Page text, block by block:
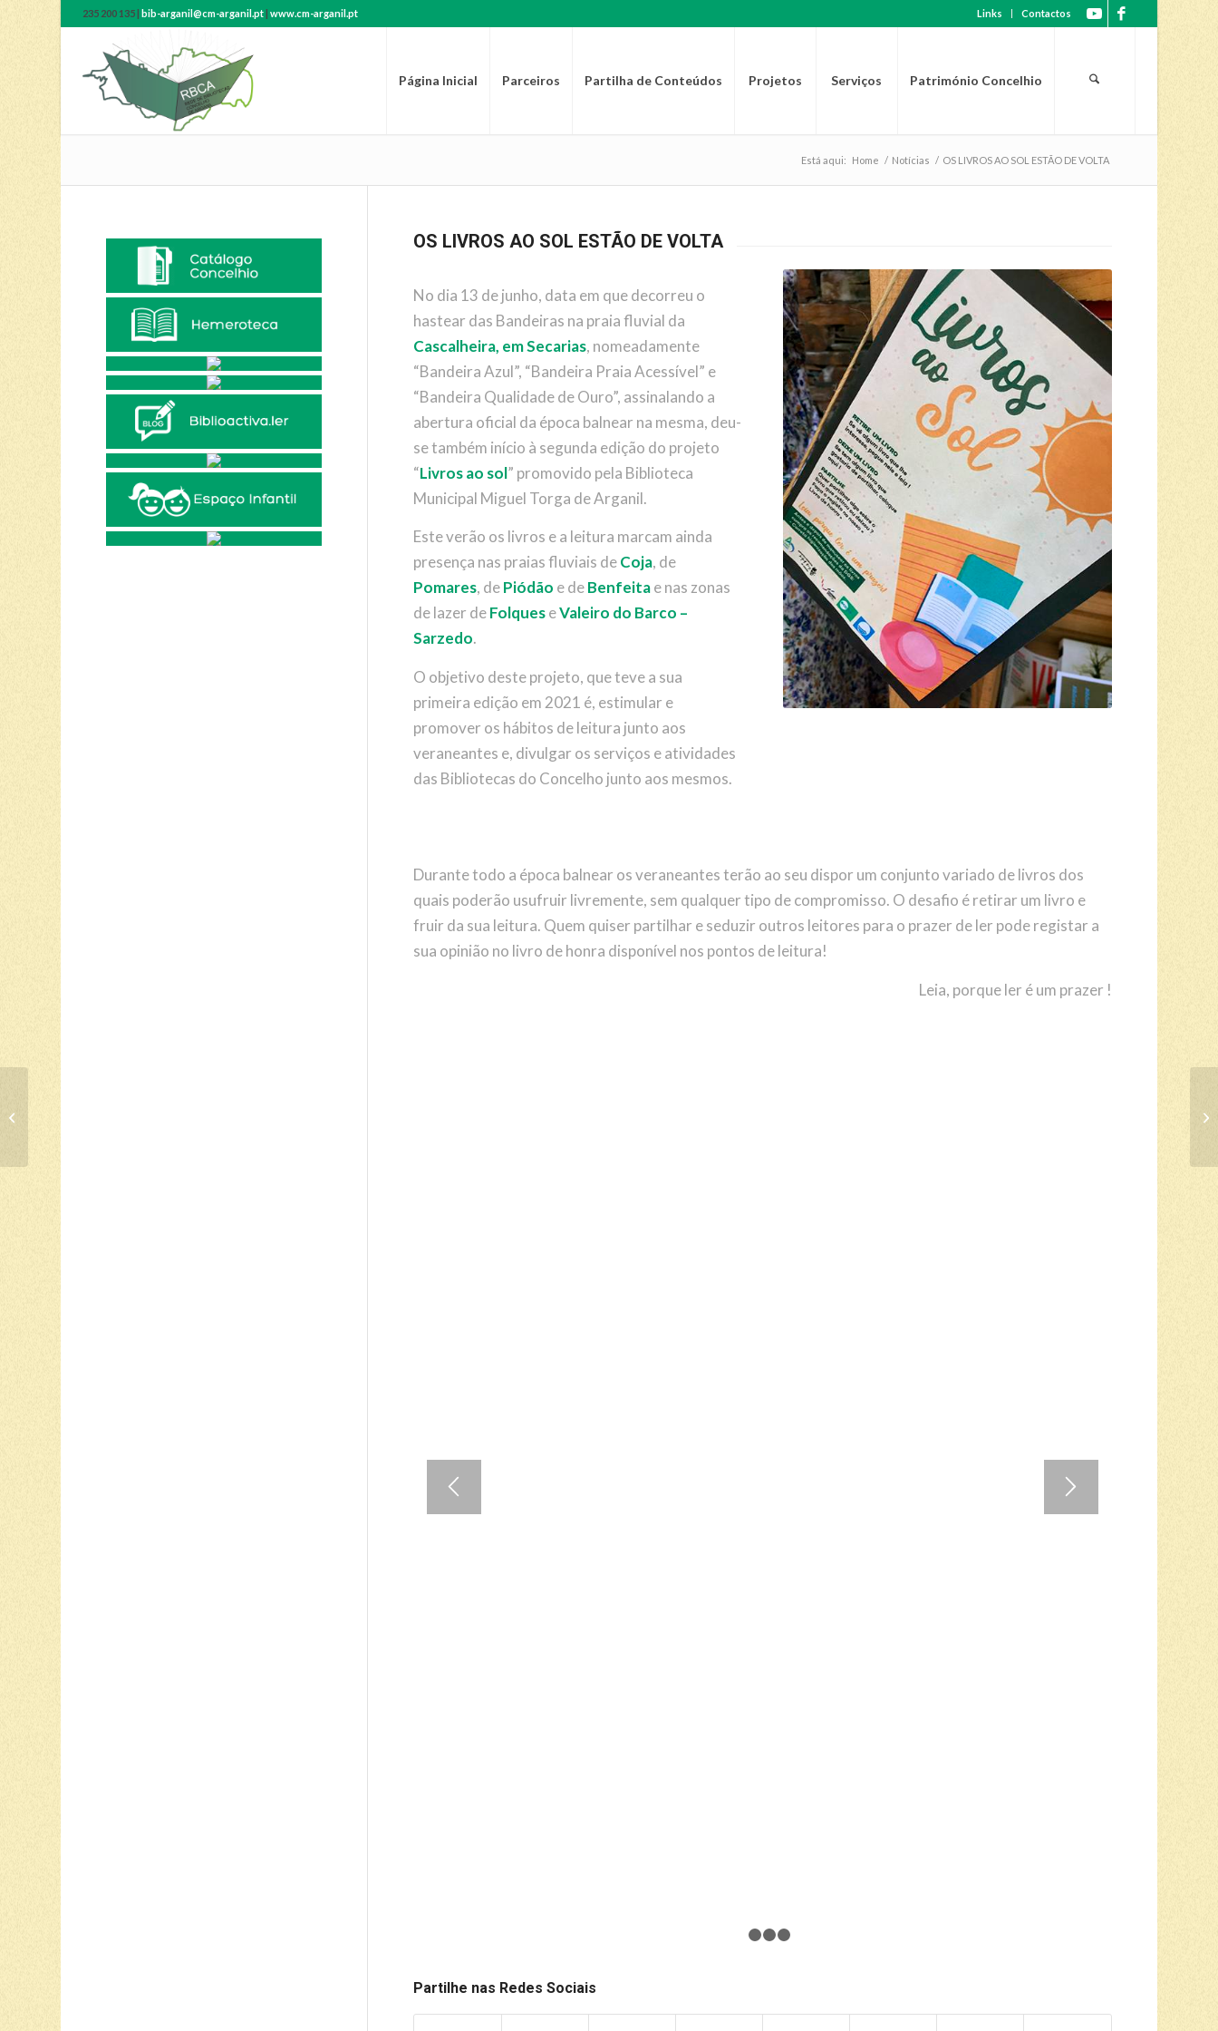
Links Contactos
235 200 135 |bib-arganil@cm-arganil.pt|www.cm-arganil.pt
Página Inicial Parceiros Partilha de Conteúdos Projetos Serviços Património Concelhio
Está aqui: Home / Notícias / OS LIVROS AO SOL ESTÃO DE VOLTA
OS LIVROS AO SOL ESTÃO DE VOLTA
No dia 13 de junho, data em que decorreu o
hastear das Bandeiras na praia fluvial da
Cascalheira, em Secarias, nomeadamente
“Bandeira Azul”, “Bandeira Praia Acessível” e
“Bandeira Qualidade de Ouro”, assinalando a
abertura oficial da época balnear na mesma, deu-
se também início à segunda edição do projeto
“Livros ao sol” promovido pela Biblioteca
Municipal Miguel Torga de Arganil.
Este verão os livros e a leitura marcam ainda
presença nas praias fluviais deCoja, de
Pomares, dePiódão e deBenfeitae nas zonas
de lazer deFolqueseValeiro do Barco –
Sarzedo.
O objetivo deste projeto, que teve a sua
primeira edição em 2021 é, estimular e
promover os hábitos de leitura junto aos
veraneantes e, divulgar os serviços e atividades
das Bibliotecas do Concelho junto aos mesmos.
Durante todo a época balnear os veraneantes terão ao seu dispor um conjunto variado de livros dos
quais poderão usufruir livremente, sem qualquer tipo de compromisso. O desafio é retirar um livro e
fruir da sua leitura. Quem quiser partilhar e seduzir outros leitores para o prazer de ler pode registar a
sua opinião no livro de honra disponível nos pontos de leitura!
Leia, porque ler é um prazer !
Partilhe nas Redes Sociais